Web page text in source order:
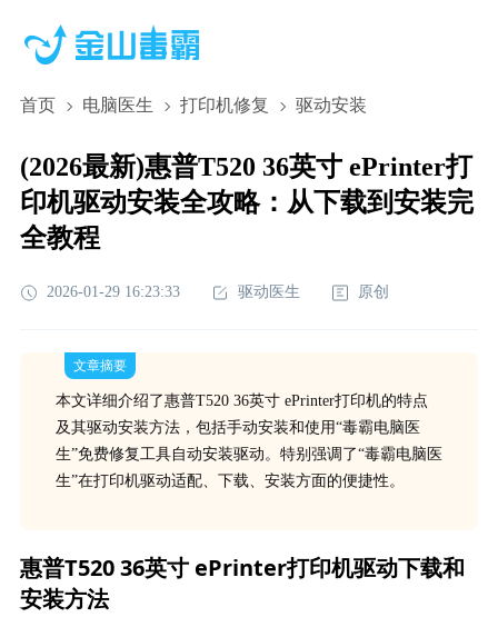
首页 电脑医生 打印机修复 驱动安装
(2026最新)惠普T520 36英寸 ePrinter打
印机驱动安装全攻略：从下载到安装完
全教程
2026-01-29 16:23:33 驱动医生 原创
文章摘要
本文详细介绍了惠普T520 36英寸 ePrinter打印机的特点
及其驱动安装方法，包括手动安装和使用“毒霸电脑医
生”免费修复工具自动安装驱动。特别强调了“毒霸电脑医
生”在打印机驱动适配、下载、安装方面的便捷性。
惠普T520 36英寸 ePrinter打印机驱动下载和
安装方法